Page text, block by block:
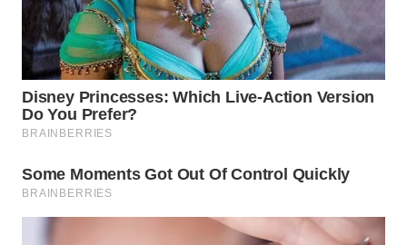
LAPAK
WAHANA
Wahana
Network
KONSUMEN
KELISTRIKAN